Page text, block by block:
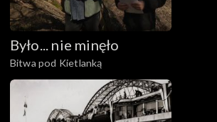
Było... nie minęło
Bitwa pod Kietlanką